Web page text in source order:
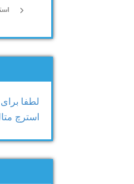
لطفا
استرچ